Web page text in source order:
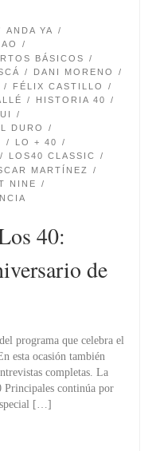
ANDA YA
BÁSICOS
DANI MORENO
FÉLIX CASTILLO
HISTORIA 40
DURO
LO + 40
LOS40 CLASSIC
MARTÍNEZ
NINE
40:
de
programa que celebra el
esta ocasión también
completas. La
Principales continúa por
[…]